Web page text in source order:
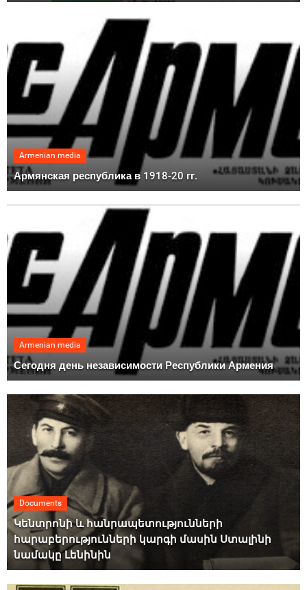
Armenian media
Армянская республика в 1918-20 гг.
Armenian media
Сегодня день независимости Республики Армения
Documents
Կենտրոնի և հանրապետությունների
հարաբերությունների կարգի մասին Ստալինի
նամակը Լենինին